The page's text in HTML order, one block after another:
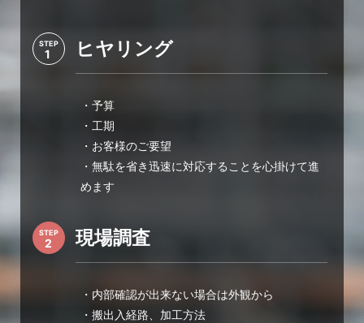
STEP ヒヤリング
・予算
・工期
・お客様のご要望
・無駄を省き迅速に対応することを心掛けて進
めます
STEP 現場調査
・内部確認が出来ない場合は外観から
・搬出入経路、加工方法